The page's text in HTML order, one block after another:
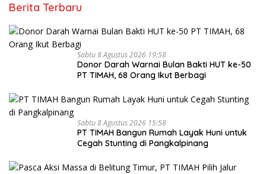
Berita Terbaru
Sabtu 8 Agustus 2026 19:58
Donor Darah Warnai Bulan Bakti HUT ke-50
PT TIMAH, 68 Orang Ikut Berbagi
Sabtu 8 Agustus 2026 15:58
PT TIMAH Bangun Rumah Layak Huni untuk
Cegah Stunting di Pangkalpinang